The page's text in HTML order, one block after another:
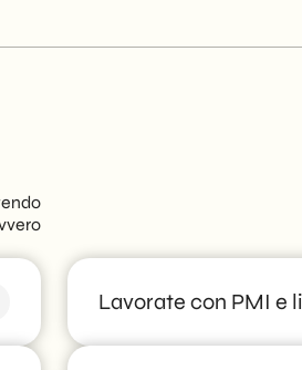
Lavorate con PMI e